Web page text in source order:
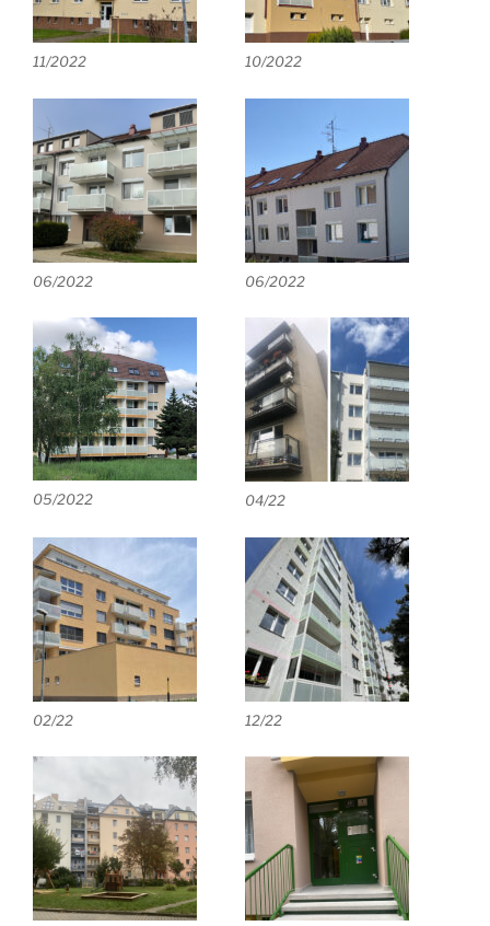
11/2022 10/2022
06/2022 06/2022
05/2022 04/22
02/22 12/22